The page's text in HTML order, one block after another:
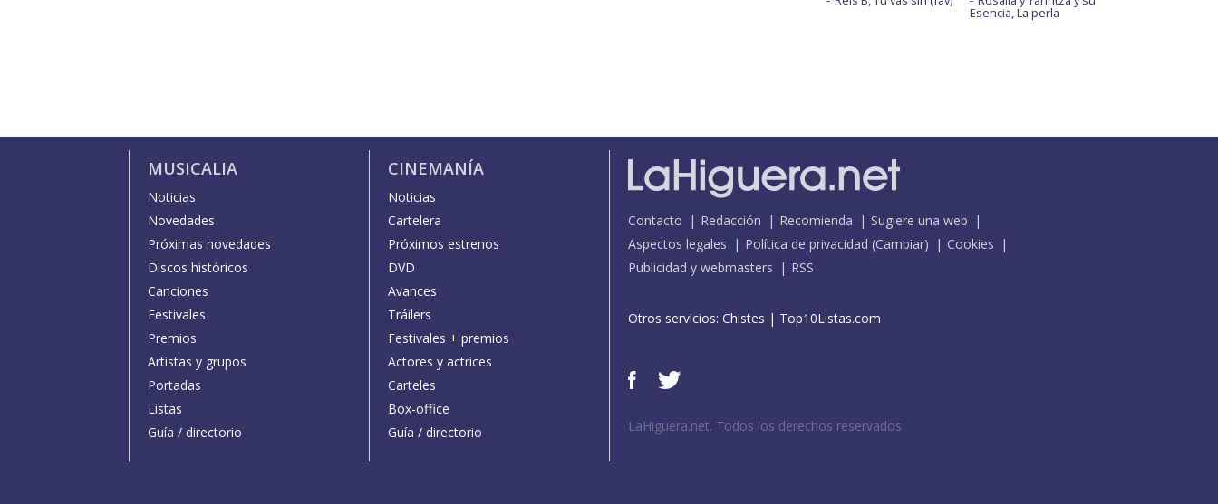
Esencia, La perla
MUSICALIA
Noticias
Novedades
Próximas novedades
Discos históricos
Canciones
Festivales
Premios
Artistas y grupos
Portadas
Listas
Guía / directorio
CINEMANÍA
Noticias
Cartelera
Próximos estrenos
DVD
Avances
Tráilers
Festivales + premios
Actores y actrices
Carteles
Box-office
Guía / directorio
Contacto Redacción Recomienda
Sugiere una web
Aspectos legales
Política de privacidad (Cambiar)
Cookies
Publicidad y webmasters
RSS
Otros servicios: Chistes | Top10Listas.com
LaHiguera.net. Todos los derechos reservados